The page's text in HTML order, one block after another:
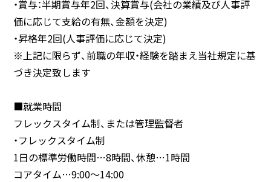
・賞与：半期賞与年2回、決算賞与(会社の業績及び人事評
価に応じて支給の有無、金額を決定)
・昇格年2回(人事評価に応じて決定)
※上記に限らず、前職の年収・経験を踏まえ当社規定に基
づき決定致します
■就業時間
フレックスタイム制、または管理監督者
・フレックスタイム制
1日の標準労働時間…8時間、休憩…1時間
コアタイム…9:00～14:00